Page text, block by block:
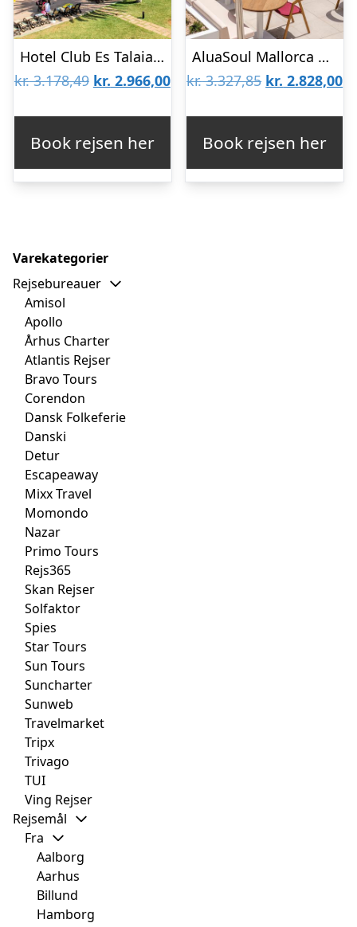
Hotel Club Es Talaial (All Inclusive)
kr.3.178,49 Den
var:
kr. 3.178,49.
kr. 2.966,00Den
kr. 2.966,00.
Book rejsen her
AluaSoul Mallorca Resort – Voksenhotel
kr.3.327,85 Den
var:
kr. 3.327,85.
kr. 2.828,00
Book rejsen her
Varekategorier
Rejsebureauer
Amisol
Apollo
Århus Charter
Atlantis Rejser
Bravo Tours
Corendon
Dansk Folkeferie
Danski
Detur
Escapeaway
Mixx Travel
Momondo
Nazar
Primo Tours
Rejs365
Skan Rejser
Solfaktor
Spies
Star Tours
Sun Tours
Suncharter
Sunweb
Travelmarket
Tripx
Trivago
TUI
Ving Rejser
Rejsemål
Fra
Aalborg
Aarhus
Billund
Hamborg